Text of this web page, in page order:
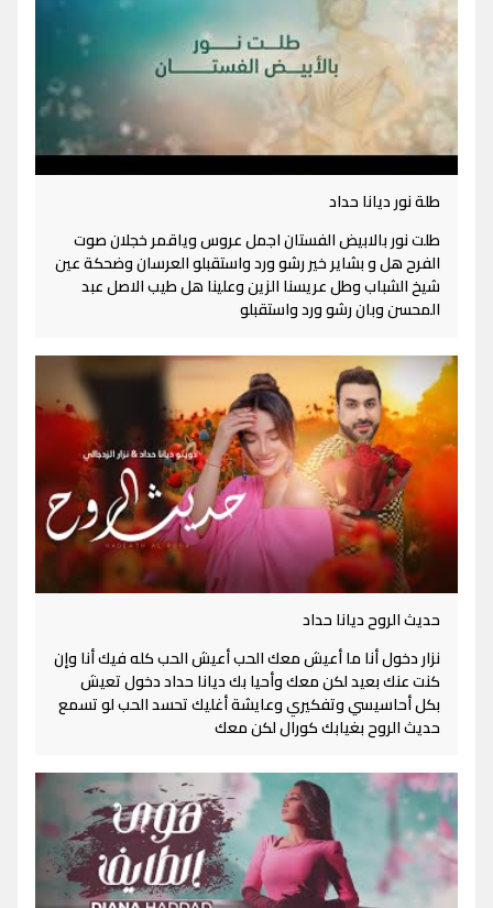
طلة نور ديانا حداد
طلت نور بالابيض الفستان اجمل عروس وياقمر خجلان صوت
الفرح هل و بشاير خير رشو ورد واستقبلو العرسان وضحكة عين
شيخ الشباب وطل عريسنا الزين وعلينا هل طيب الاصل عبد
المحسن وبان رشو ورد واستقبلو
حديث الروح ديانا حداد
نزار دخول أنا ما أعيش معك الحب أعيش الحب كله فيك أنا وإن
كنت عنك بعيد لكن معك وأحيا بك ديانا حداد دخول تعيش
بكل أحاسيسي وتفكيري وعايشة أغليك تحسد الحب لو تسمع
حديث الروح بغيابك كورال لكن معك